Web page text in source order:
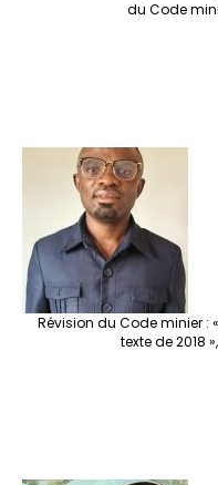
du Code
Révision du Code minier :
texte de 2018